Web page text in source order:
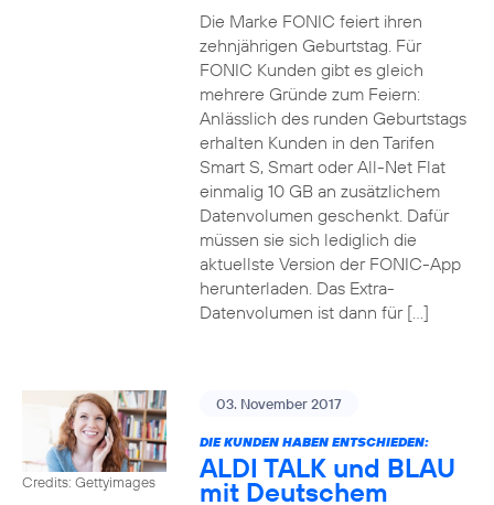
Die Marke FONIC feiert ihren
zehnjährigen Geburtstag. Für
FONIC Kunden gibt es gleich
mehrere Gründe zum Feiern:
Anlässlich des runden Geburtstags
erhalten Kunden in den Tarifen
Smart S, Smart oder All-Net Flat
einmalig 10 GB an zusätzlichem
Datenvolumen geschenkt. Dafür
müssen sie sich lediglich die
aktuellste Version der FONIC-App
herunterladen. Das Extra-
Datenvolumen ist dann für […]
Credits: Gettyimages
03. November 2017
DIE KUNDEN HABEN ENTSCHIEDEN:
ALDI TALK und BLAU
mit Deutschem